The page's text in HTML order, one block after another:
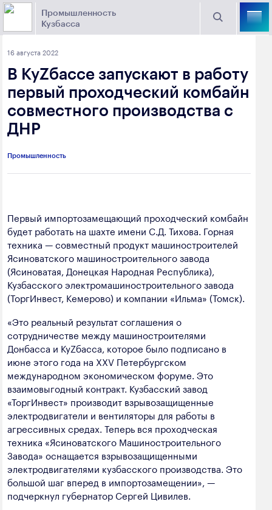
Промышленность
Кузбасса
Поиск
Найти
Торговая площадка Кузбасса
Выберите отрасль
Угольная промышленность
Химическая промышленность
Машиностроение
Промышленность строительных материалов
Добыча общераспространенных
полезных ископаемых
Лёгкая промышленность
Лесная промышленность
Пищевая промышленность
Предприятия
Новости
промышленности
650000, г. Кемерово, пр. Советский, 63
+7 (3842) 58-78-61
dprom@ako.ru
Создание сайта — Мэйк
16 августа 2022
В КуZбассе запускают в работу
первый проходческий комбайн
совместного производства с
ДНР
Промышленность
Первый импортозамещающий проходческий комбайн
будет работать на шахте имени С.Д. Тихова. Горная
техника — совместный продукт машиностроителей
Ясиноватского машиностроительного завода
(Ясиноватая, Донецкая Народная Республика),
Кузбасского электромашиностроительного завода
(ТоргИнвест, Кемерово) и компании «Ильма» (Томск).
«Это реальный результат соглашения о
сотрудничестве между машиностроителями
Донбасса и КуZбасса, которое было подписано в
июне этого года на XXV Петербургском
международном экономическом форуме. Это
взаимовыгодный контракт. Кузбасский завод
«ТоргИнвест» производит взрывозащищенные
электродвигатели и вентиляторы для работы в
агрессивных средах. Теперь вся проходческая
техника «Ясиноватского Машиностроительного
Завода» оснащается взрывозащищенными
электродвигателями кузбасского производства. Это
большой шаг вперед в импортозамещении», —
подчеркнул губернатор Сергей Цивилев.